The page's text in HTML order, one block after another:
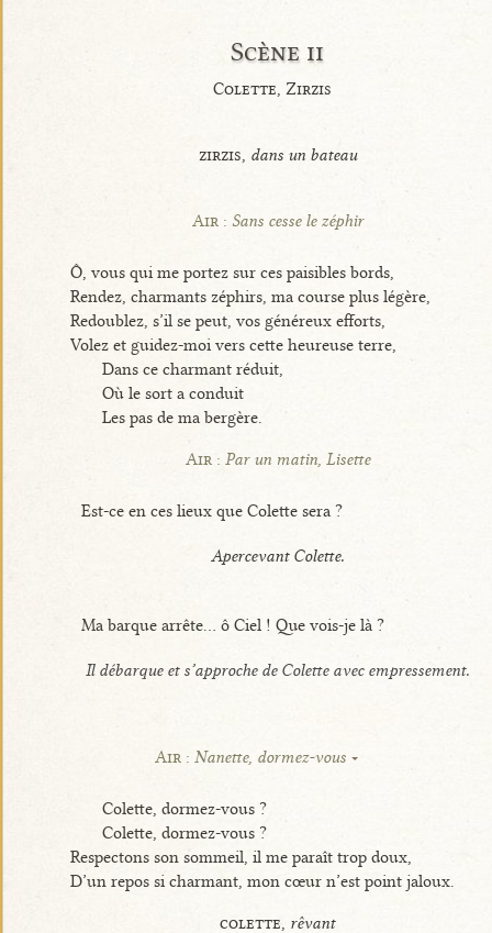
Scène ii
Colette, Zirzis
zirzis, dans un bateau
Air : Sans cesse le zéphir
Ô, vous qui me portez sur ces paisibles bords,
Rendez, charmants zéphirs, ma course plus légère,
Redoublez, s’il se peut, vos généreux efforts,
Volez et guidez-moi vers cette heureuse terre,
Dans ce charmant réduit,
Où le sort a conduit
Les pas de ma bergère.
Air : Par un matin, Lisette
Est-ce en ces lieux que Colette sera ?
Apercevant Colette.
Ma barque arrête... ô Ciel ! Que vois-je là ?
Il débarque et s’approche de Colette avec empressement.
Air :Nanette, dormez-vous
Colette, dormez-vous ?
Colette, dormez-vous ?
Respectons son sommeil, il me paraît trop doux,
D’un repos si charmant, mon cœur n’est point jaloux.
colette, rêvant